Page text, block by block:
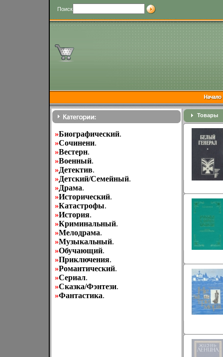
Поиск
»Биографический.
»Cочинени.
»Вестерн.
»Военный.
»Детектив.
»Детский/Семейный.
»Драма.
»Исторический.
»Катастрофы.
»История.
»Криминальный.
»Мелодрама.
»Музыкальный.
»Обучающий.
»Приключения.
»Романтический.
»Сериал.
»Сказка/Фэнтези.
»Фантастика.
Товары